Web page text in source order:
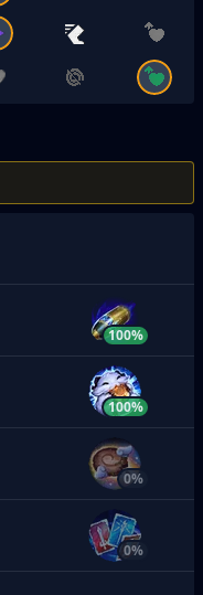
100%
100%
0%
0%